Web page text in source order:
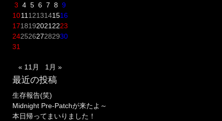
3 4 5 6 7 8 9
1011 1213141516
1718192021 2223
24252627282930
31
« 11月 1月 »
最近の投稿
生存報告(笑)
Midnight Pre-Patchが来たよ～
本日帰ってまいりました！